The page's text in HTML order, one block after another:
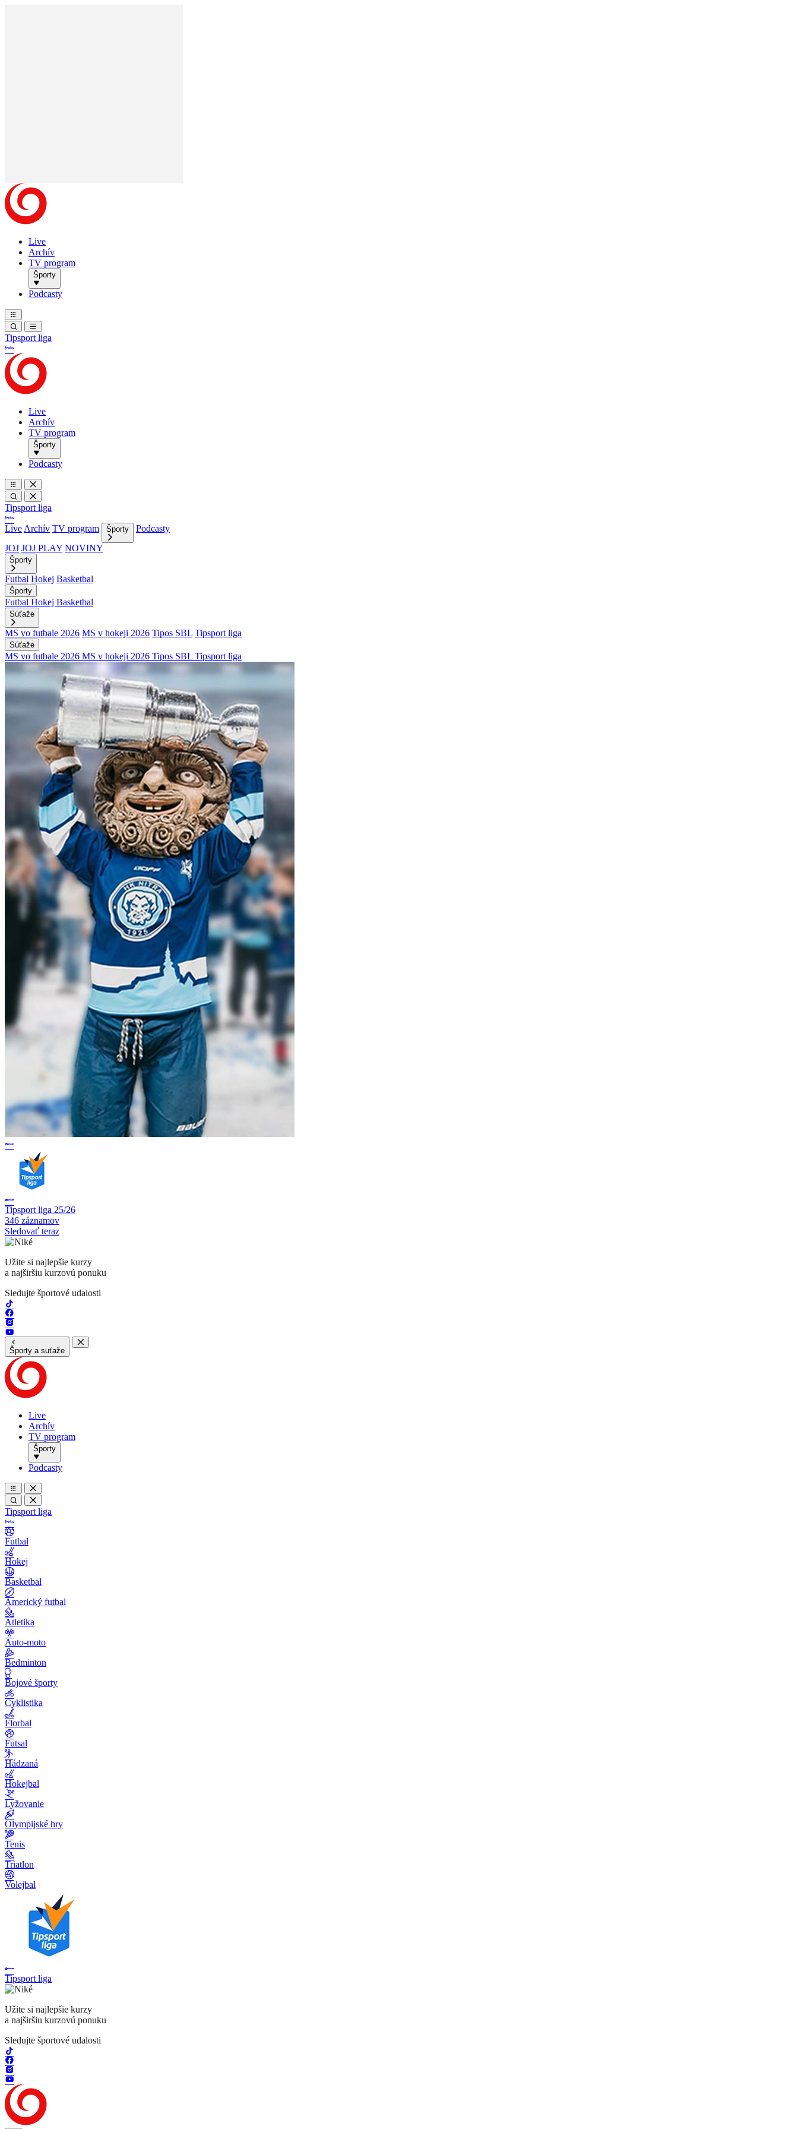
Live
Archív
TV program
Športy
Podcasty
Tipsport liga
Live
Archív
TV program
Športy
Podcasty
Tipsport liga
Live Archív TV program Športy
Podcasty
JOJ JOJ PLAY NOVINY
Športy
Futbal Hokej Basketbal
Športy
Futbal Hokej Basketbal
Súťaže
MS vo futbale 2026 MS v hokeji 2026 Tipos SBL Tipsport liga
Súťaže
MS vo futbale 2026 MS v hokeji 2026 Tipos SBL Tipsport liga
Tipsport liga 25/26
346 záznamov
Sledovať teraz
Užite si najlepšie kurzy
a najširšiu kurzovú ponuku
Sledujte športové udalosti
Športy a suťaže
Live
Archív
TV program
Športy
Podcasty
Tipsport liga
Futbal
Hokej
Basketbal
Americký futbal
Atletika
Auto-moto
Bedminton
Bojové športy
Cyklistika
Florbal
Futsal
Hádzaná
Hokejbal
Lyžovanie
Olympijské hry
Tenis
Triatlon
Volejbal
Tipsport liga
Užite si najlepšie kurzy
a najširšiu kurzovú ponuku
Sledujte športové udalosti